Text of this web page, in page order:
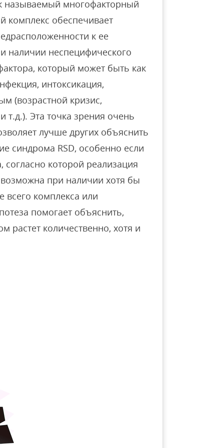
называемый многофакторный
комплекс обеспечивает
к ее
наличии неспецифического
который может быть как
интоксикация,
(возрастной кризис,
т.д.). Эта точка зрения очень
лучше других объяснить
синдрома RSD, особенно если
которой реализация
при наличии хотя бы
всего комплекса или
помогает объяснить,
растет количественно, хотя и